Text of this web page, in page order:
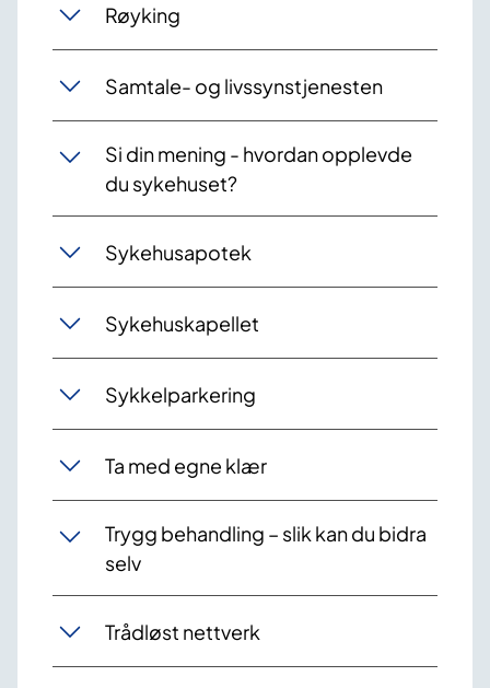
Røyking
Samtale- og livssynstjenesten
Si din mening - hvordan opplevde
du sykehuset?
Sykehusapotek
Sykehuskapellet
Sykkelparkering
Ta med egne klær
Trygg behandling – slik kan du bidra
selv
Trådløst nettverk